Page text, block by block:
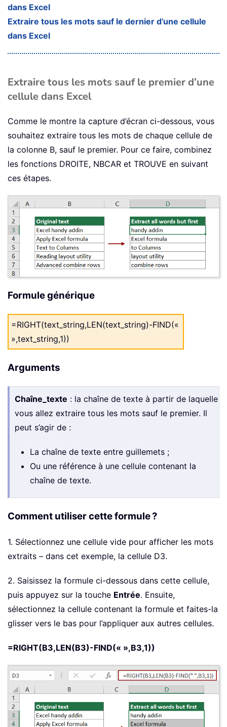
dans Excel
Extraire tous les mots sauf le dernier d’une cellule
dans Excel
Extraire tous les mots sauf le premier d’une
cellule dans Excel
Comme le montre la capture d’écran ci-dessous, vous
souhaitez extraire tous les mots de chaque cellule de
la colonne B, sauf le premier. Pour ce faire, combinez
les fonctions DROITE, NBCAR et TROUVE en suivant
ces étapes.
Formule générique
=RIGHT(text_string,LEN(text_string)-FIND(«
»,text_string,1))
Arguments
Chaîne_texte : la chaîne de texte à partir de laquelle
vous allez extraire tous les mots sauf le premier. Il
peut s’agir de :
La chaîne de texte entre guillemets ;
Ou une référence à une cellule contenant la
chaîne de texte.
Comment utiliser cette formule ?
1. Sélectionnez une cellule vide pour afficher les mots
extraits – dans cet exemple, la cellule D3.
2. Saisissez la formule ci-dessous dans cette cellule,
puis appuyez sur la touche Entrée. Ensuite,
sélectionnez la cellule contenant la formule et faites-la
glisser vers le bas pour l’appliquer aux autres cellules.
=RIGHT(B3,LEN(B3)-FIND(« »,B3,1))